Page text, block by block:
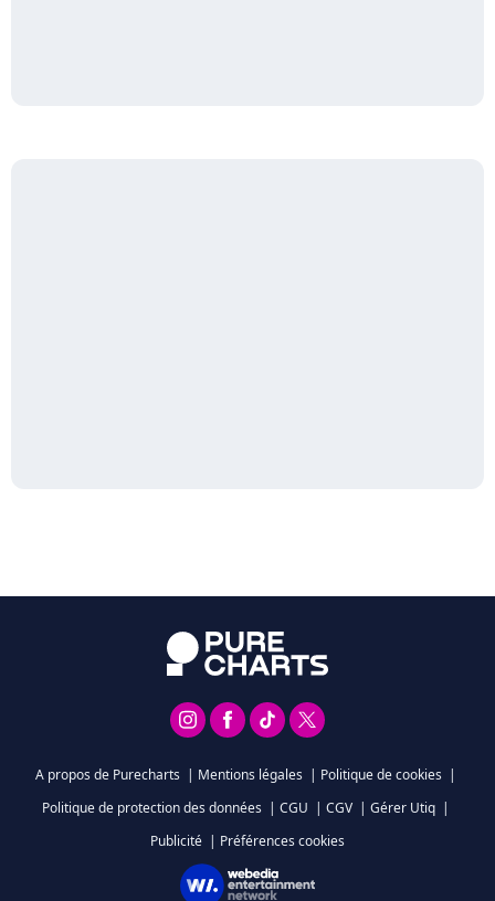
A propos de Purecharts | Mentions légales | Politique de cookies |
Politique de protection des données | CGU | CGV | Gérer Utiq |
Publicité | Préférences cookies